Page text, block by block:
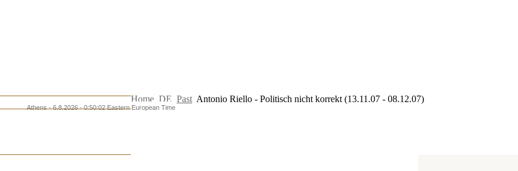
Athens - 6.8.2026 - 0:50:02 Eastern European Time
Home DE Past Antonio Riello - Politisch nicht korrekt (13.11.07 - 08.12.07)